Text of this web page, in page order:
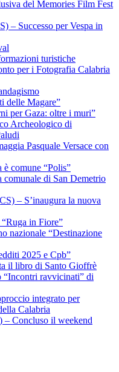
del Memories Film Fest
Successo per Vespa in
turistiche
per i Fotografia Calabria
delle Magare”
per Gaza: oltre i muri”
Archeologico di
Pasquale Versace con
comune “Polis”
di San Demetrio
– S’inaugura la nuova
in Fiore”
nazionale “Destinazione
2025 e Cpb”
il libro di Santo Gioffrè
ravvicinati” di
integrato per
Calabria
Concluso il weekend